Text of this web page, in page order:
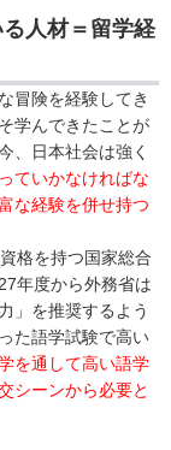
人材＝留学経
冒険を経験してき
学んできたことが
、日本社会は強く
ていかなければな
な経験を併せ持つ
格を持つ国家総合
年度から外務省は
」を推奨するよう
た語学試験で高い
を通して高い語学
シーンから必要と